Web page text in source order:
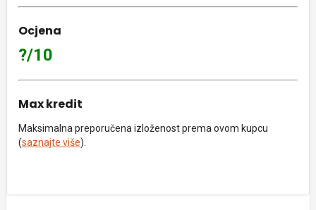
Ocjena
?/10
Max kredit
Maksimalna preporučena izloženost prema ovom kupcu
(saznajte više).